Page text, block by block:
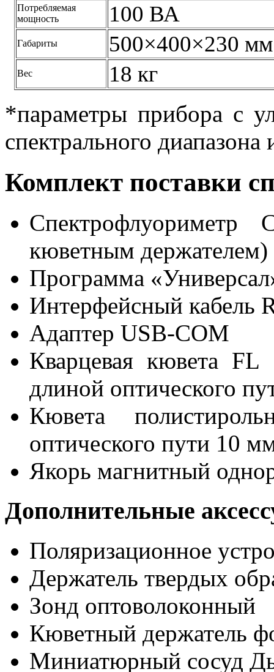
Потребляемая
мощность
100 ВА
Габариты 500×400×230 мм
Вес 18 кг
*параметры прибора с
спектрального диапазона
Комплект поставки
кюветным держателем)
Программа
Интерфейсный кабель
Адаптер USB-COM
Кварцевая кювета FL
длиной оптического
Кювета
оптического пути 10
Якорь магнитный
Дополнительные
Поляризационное
Держатель твердых
Зонд оптоволоконный
Кюветный держатель
Миниатюрный сосуд